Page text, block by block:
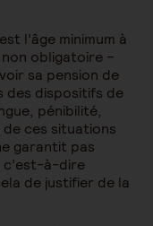
est l’âge minimum à
obligatoire –
sa pension de
des dispositifs de
pénibilité,
ces situations
garantit pas
c’est-à-dire
de justifier de la